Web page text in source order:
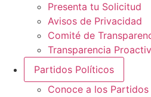
Presenta tu Solicitud
Avisos de Privacidad
Comité de
Transparencia
Partidos Políticos
Conoce a los